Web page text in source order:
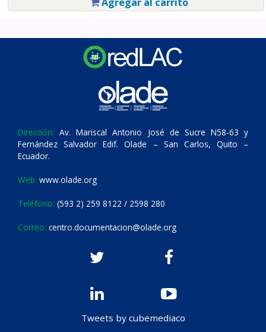
Dirección: Av. Mariscal Antonio José de Sucre N58-63 y
Fernández Salvador Edif. Olade – San Carlos, Quito –
Ecuador.
Web: www.olade.org
Teléfono: (593 2) 259 8122 / 2598 280
Correo: centro.documentacion@olade.org
Tweets by cubemediaco